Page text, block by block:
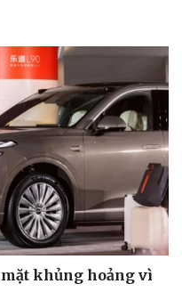
Đọc truyện đêm khuya
Cửa sổ tình yêu
Kể chuyện cho bé
Hạt giống tâm hồn
khủng hoảng vì